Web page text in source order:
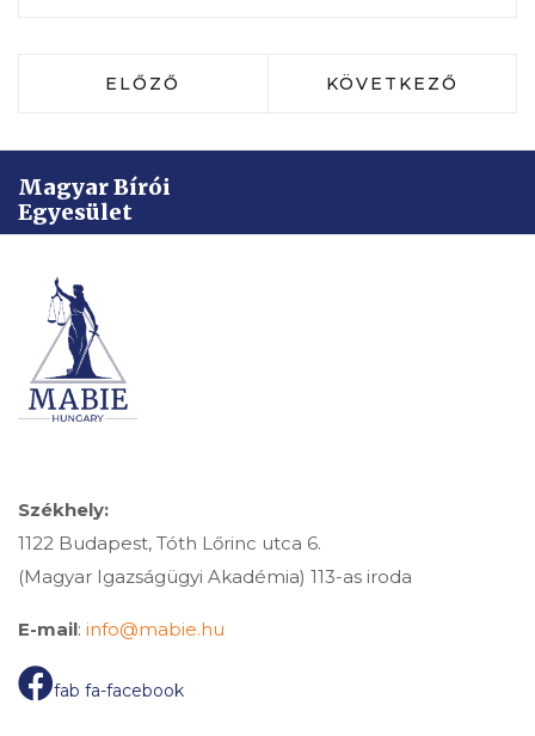
ELŐZŐ CIKK: KONFERENCIA A
ELŐZŐ KÖVETKEZŐ
KÖVETKEZŐ
Magyar Bírói
Egyesület
Székhely:
1122 Budapest, Tóth Lőrinc utca 6.
(Magyar Igazságügyi Akadémia) 113-as iroda
E-mail: info@mabie.hu
fab fa-facebook